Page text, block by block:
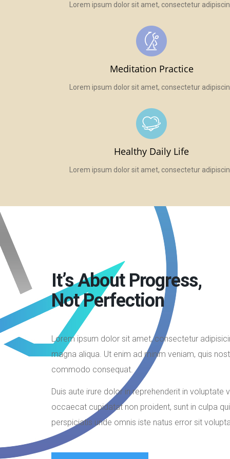
Lorem ipsum dolor sit amet, consectetur
Meditation Practice
Lorem ipsum dolor sit amet, consectetur
Healthy Daily Life
Lorem ipsum dolor sit amet, consectetur
It’s About Progress,
Not Perfection
Lorem ipsum dolor sit amet, consectetur
magna aliqua. Ut enim ad minim veniam, quis
commodo consequat.
Duis aute irure dolor in reprehenderit in
occaecat cupidatat non proident, sunt in culpa
perspiciatis unde omnis iste natus error sit